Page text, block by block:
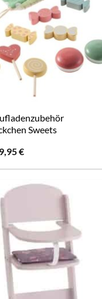
Sweets
Ursprünglicher
Preis
9,95€Aktueller
ist: